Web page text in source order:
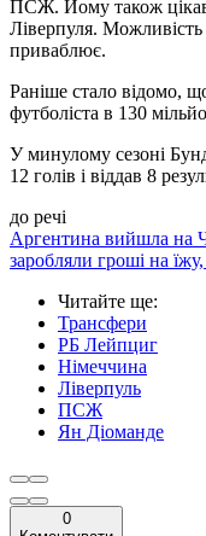
ПСЖ. Йому також
Ліверпуля. Можливість
приваблює.
Раніше стало відомо,
футболіста в 130
У минулому сезоні
12 голів і віддав 8
до речі
Аргентина вийшла на
заробляли гроші на
Читайте ще:
Трансфери
РБ Лейпциг
Німеччина
Ліверпуль
ПСЖ
Ян Діоманде
0